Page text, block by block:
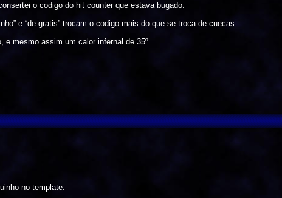
o codigo do hit counter que estava bugado.
e “de gratis” trocam o codigo mais do que se troca de cuecas….
e mesmo assim um calor infernal de 35º.
no template.